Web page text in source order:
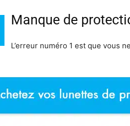
Manque de
L’erreur numéro 1 est que vous